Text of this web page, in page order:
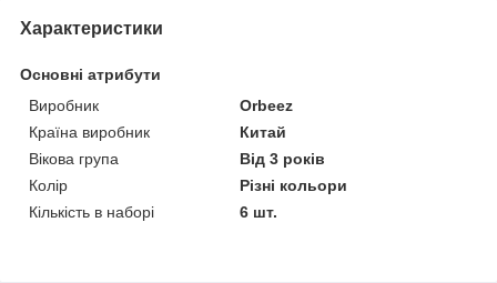
Характеристики
Основні атрибути
Виробник
Orbeez
Країна виробник
Китай
Вікова група
Від 3 років
Колір
Різні кольори
Кількість в наборі
6 шт.